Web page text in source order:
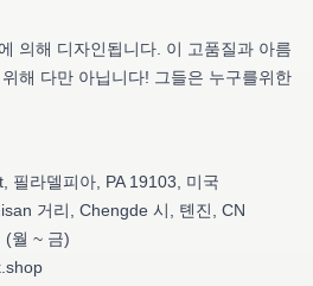
의해 디자인됩니다. 이 고품질과 아름
해 다만 아닙니다! 그들은 누구를위한
필라델피아, PA 19103, 미국
거리, Chengde 시, 톈진, CN
(월 ~ 금)